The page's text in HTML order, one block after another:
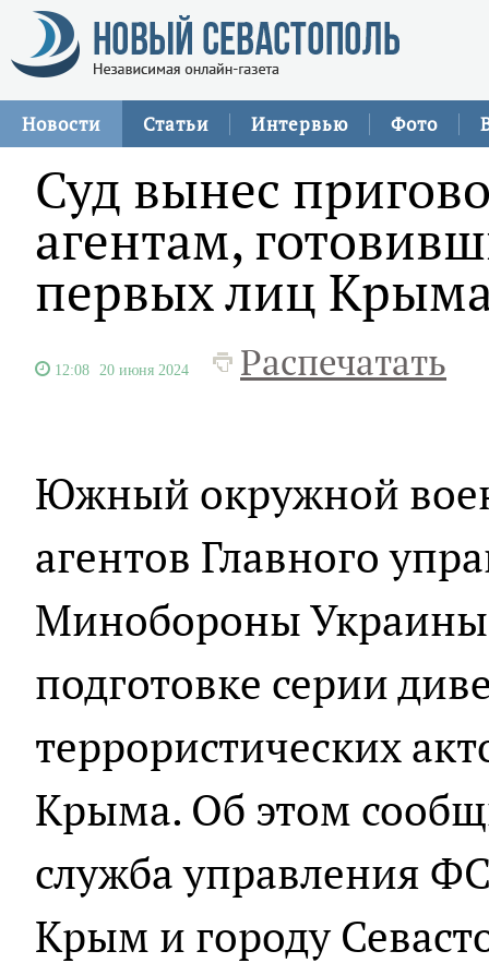
Новости Статьи Интервью Фото
Суд вынес
агентам,
первых лиц
12:08 20 июня 2024 Распечатать
Южный окружной
агентов Главного
Минобороны
подготовке серии
террористических
Крыма. Об этом
служба управления
Крым и городу